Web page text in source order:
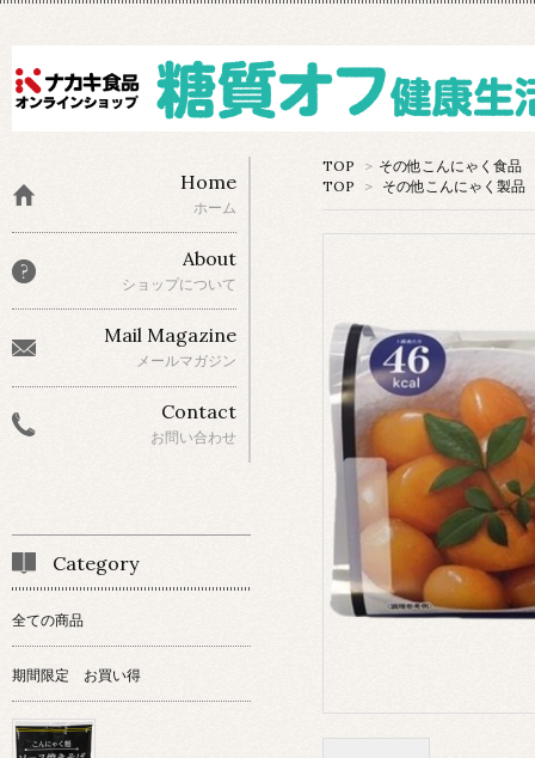
TOP > その他こんにゃく食品
TOP
> その他こんにゃく製品
Home
ホーム
About
ショップについて
Mail Magazine
メールマガジン
Contact
お問い合わせ
Category
全ての商品
期間限定 お買い得